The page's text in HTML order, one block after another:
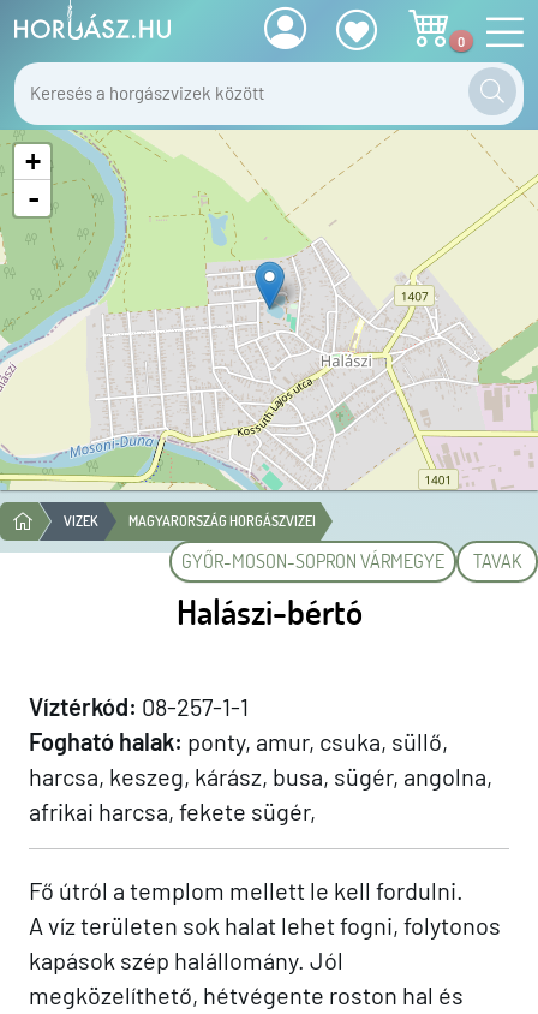
0
+
-
VIZEK MAGYARORSZÁG HORGÁSZVIZEI
GYŐR-MOSON-SOPRON VÁRMEGYE TAVAK
Halászi-bértó
Víztérkód: 08-257-1-1
Fogható halak: ponty, amur, csuka, süllő,
harcsa, keszeg, kárász, busa, sügér, angolna,
afrikai harcsa, fekete sügér,
Fő útról a templom mellett le kell fordulni.
A víz területen sok halat lehet fogni, folytonos
kapások szép halállomány. Jól
megközelíthető, hétvégente roston hal és